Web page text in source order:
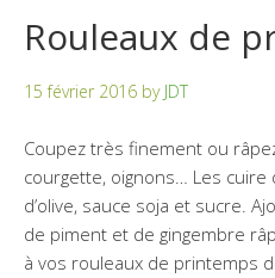
Rouleaux de
15 février 2016 by JDT
Coupez très finement ou
courgette, oignons… Les
d’olive, sauce soja et sucre.
de piment et de gingembre
à vos rouleaux de printemps